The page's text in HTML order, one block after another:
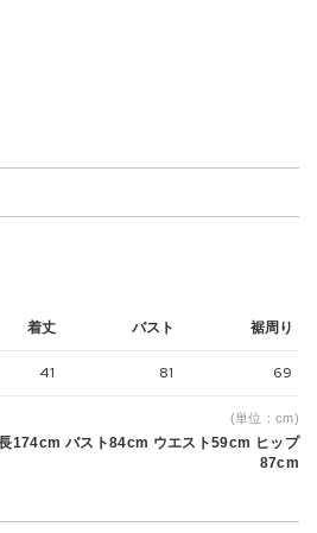
着丈 バスト 裾周り
41 81 69
(単位：cm)
174cm バスト84cm ウエスト59cm ヒップ
87cm